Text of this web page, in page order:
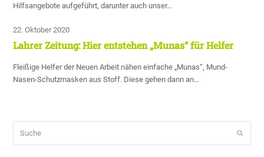
Hilfsangebote aufgeführt, darunter auch unser…
22. Oktober 2020
Lahrer Zeitung: Hier entstehen „Munas“ für Helfer
Fleißige Helfer der Neuen Arbeit nähen einfache „Munas“, Mund-
Nasen-Schutzmasken aus Stoff. Diese gehen dann an…